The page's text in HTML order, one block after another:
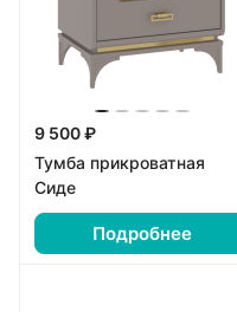
9 500 ₽
Тумба прикроватная
Сиде
Подробнее